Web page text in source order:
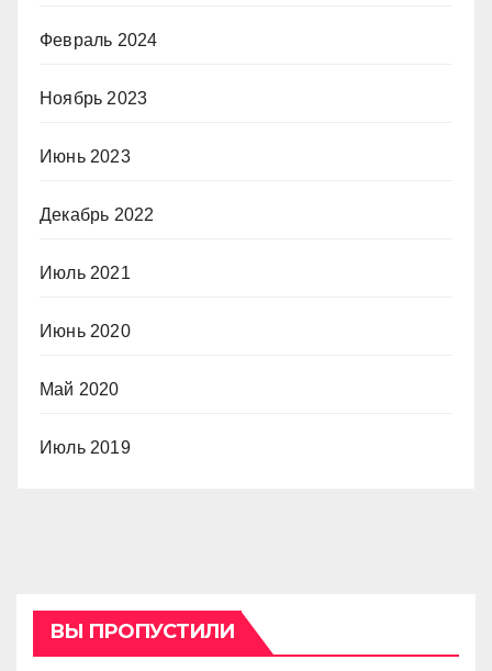
Февраль 2024
Ноябрь 2023
Июнь 2023
Декабрь 2022
Июль 2021
Июнь 2020
Май 2020
Июль 2019
ВЫ ПРОПУСТИЛИ